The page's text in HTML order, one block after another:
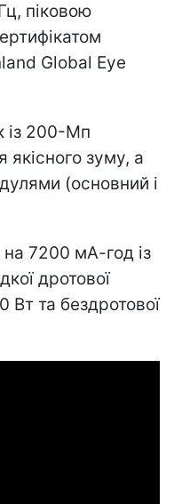
піковою
Global Eye
із 200-Мп
якісного зуму, а
(основний і
7200 мА-год із
дротової
Вт та бездротової